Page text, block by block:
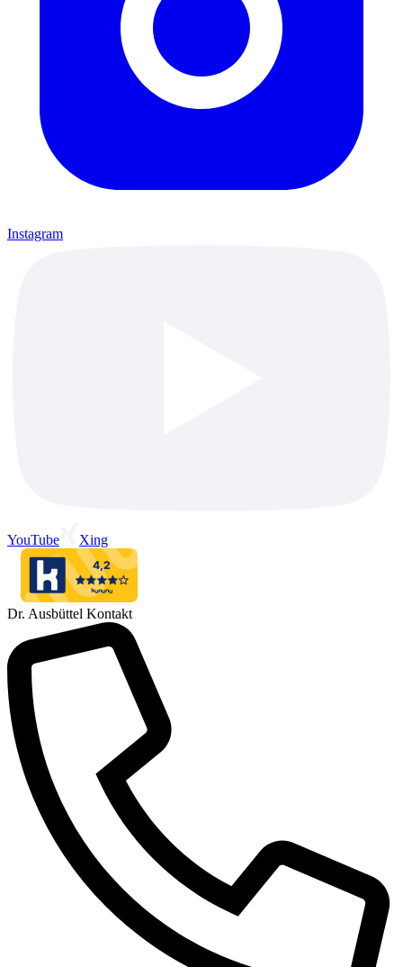
Instagram
YouTube Xing
Dr. Ausbüttel Kontakt